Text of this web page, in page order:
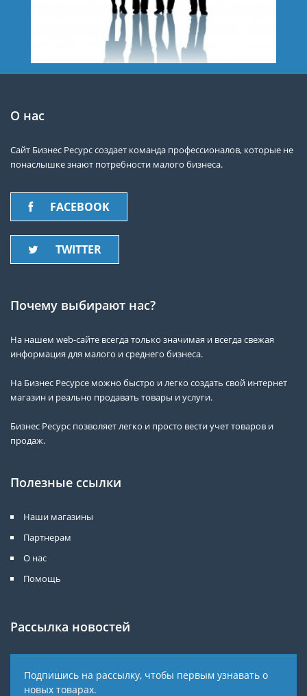
О нас
Сайт Бизнес Ресурс создает команда профессионалов, которые не
понаслышке знают потребности малого бизнеса.
FACEBOOK
TWITTER
Почему выбирают нас?
На нашем web-сайте всегда только значимая и всегда свежая
информация для малого и среднего бизнеса.
На Бизнес Ресурсе можно быстро и легко создать свой интернет
магазин и реально продавать товары и услуги.
Бизнес Ресурс позволяет легко и просто вести учет товаров и
продаж.
Полезные ссылки
Наши магазины
Партнерам
О нас
Помощь
Рассылка новостей
Подпишись на рассылку, чтобы первым узнавать о
новых товарах.